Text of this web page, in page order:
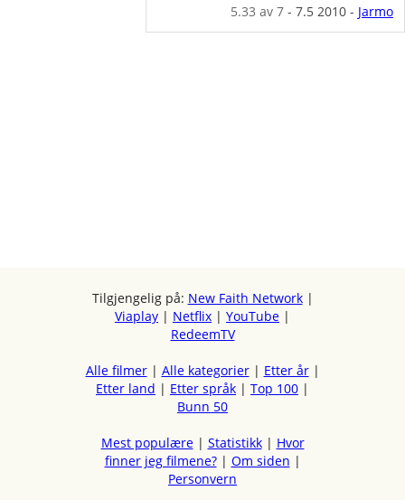
5.33 av 7- 7.5 2010- Jarmo
Tilgjengelig på: New Faith Network|
Viaplay | Netflix | YouTube |
RedeemTV
Alle filmer| Alle kategorier| Etter år|
Etter land | Etter språk | Top 100 |
Bunn 50
Mest populære| Statistikk| Hvor
finner jeg filmene?| Om siden |
Personvern